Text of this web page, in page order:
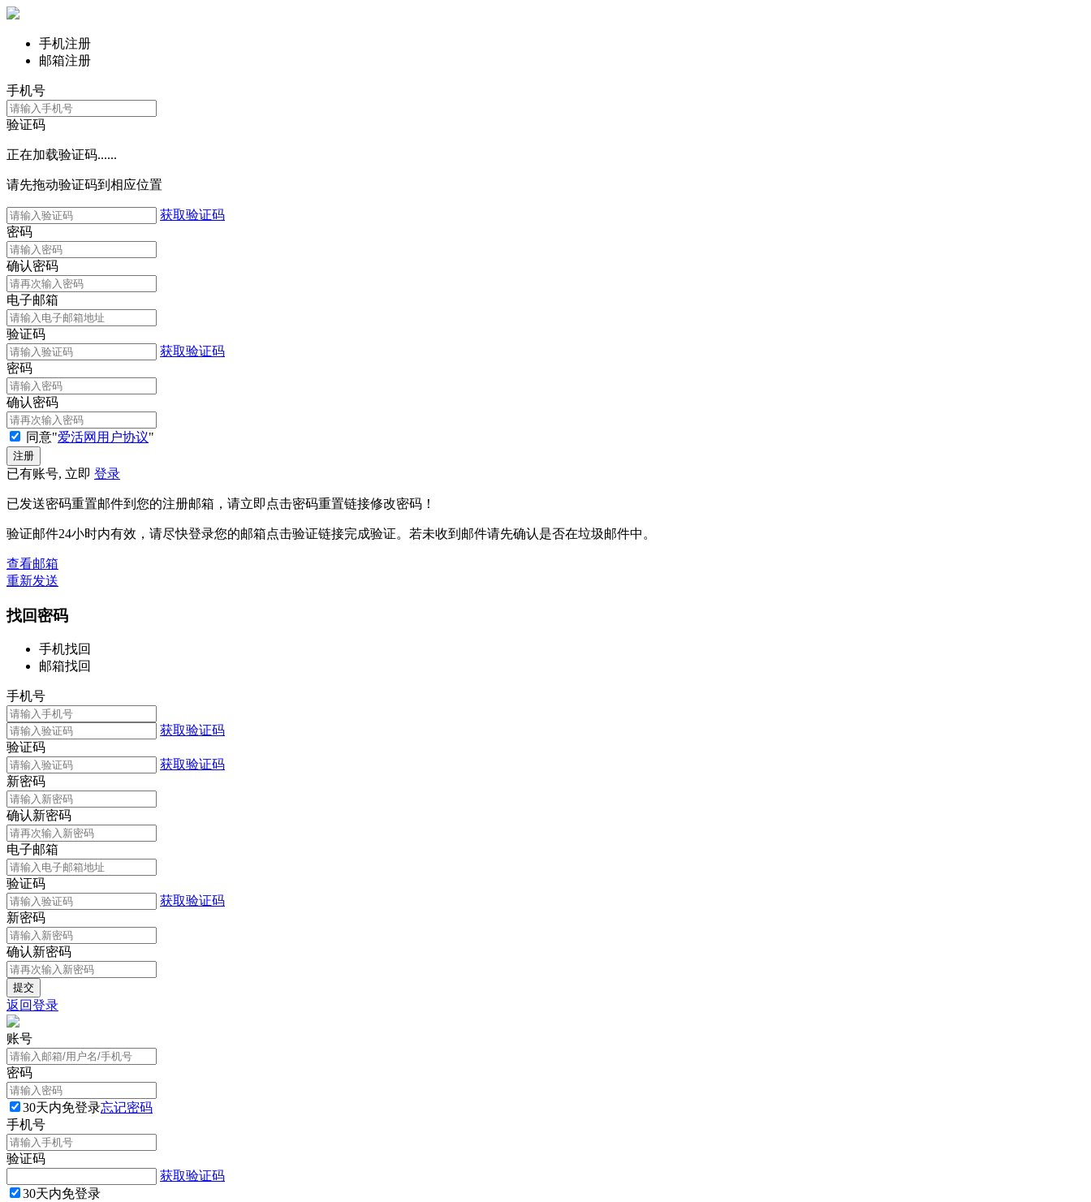
手机注册
邮箱注册
手机号
验证码
正在加载验证码......
请先拖动验证码到相应位置
获取验证码
密码
确认密码
电子邮箱
验证码
获取验证码
密码
确认密码
同意"爱活网用户协议"
已有账号, 立即 登录
已发送密码重置邮件到您的注册邮箱，请立即点击密码重置链接修改密码！
验证邮件24小时内有效，请尽快登录您的邮箱点击验证链接完成验证。若未收到邮件请先确认是否在垃圾邮件中。
查看邮箱
重新发送
找回密码
手机找回
邮箱找回
手机号
获取验证码
验证码
获取验证码
新密码
确认新密码
电子邮箱
验证码
获取验证码
新密码
确认新密码
返回登录
账号
密码
30天内免登录忘记密码
手机号
验证码
获取验证码
30天内免登录